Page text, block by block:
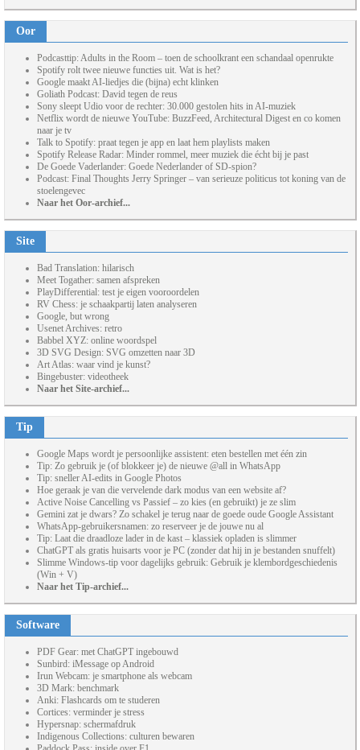
Oor
Podcasttip: Adults in the Room – toen de schoolkrant een schandaal openrukte
Spotify rolt twee nieuwe functies uit. Wat is het?
Google maakt AI-liedjes die (bijna) echt klinken
Goliath Podcast: David tegen de reus
Sony sleept Udio voor de rechter: 30.000 gestolen hits in AI-muziek
Netflix wordt de nieuwe YouTube: BuzzFeed, Architectural Digest en co komen
naar je tv
Talk to Spotify: praat tegen je app en laat hem playlists maken
Spotify Release Radar: Minder rommel, meer muziek die écht bij je past
De Goede Vaderlander: Goede Nederlander of SD-spion?
Podcast: Final Thoughts Jerry Springer – van serieuze politicus tot koning van de
stoelengevec
Naar het Oor-archief...
Site
Bad Translation: hilarisch
Meet Togather: samen afspreken
PlayDifferential: test je eigen vooroordelen
RV Chess: je schaakpartij laten analyseren
Google, but wrong
Usenet Archives: retro
Babbel XYZ: online woordspel
3D SVG Design: SVG omzetten naar 3D
Art Atlas: waar vind je kunst?
Bingebuster: videotheek
Naar het Site-archief...
Tip
Google Maps wordt je persoonlijke assistent: eten bestellen met één zin
Tip: Zo gebruik je (of blokkeer je) de nieuwe @all in WhatsApp
Tip: sneller AI-edits in Google Photos
Hoe geraak je van die vervelende dark modus van een website af?
Active Noise Cancelling vs Passief – zo kies (en gebruikt) je ze slim
Gemini zat je dwars? Zo schakel je terug naar de goede oude Google Assistant
WhatsApp-gebruikersnamen: zo reserveer je de jouwe nu al
Tip: Laat die draadloze lader in de kast – klassiek opladen is slimmer
ChatGPT als gratis huisarts voor je PC (zonder dat hij in je bestanden snuffelt)
Slimme Windows-tip voor dagelijks gebruik: Gebruik je klembordgeschiedenis
(Win + V)
Naar het Tip-archief...
Software
PDF Gear: met ChatGPT ingebouwd
Sunbird: iMessage op Android
Irun Webcam: je smartphone als webcam
3D Mark: benchmark
Anki: Flashcards om te studeren
Cortices: verminder je stress
Hypersnap: schermafdruk
Indigenous Collections: culturen bewaren